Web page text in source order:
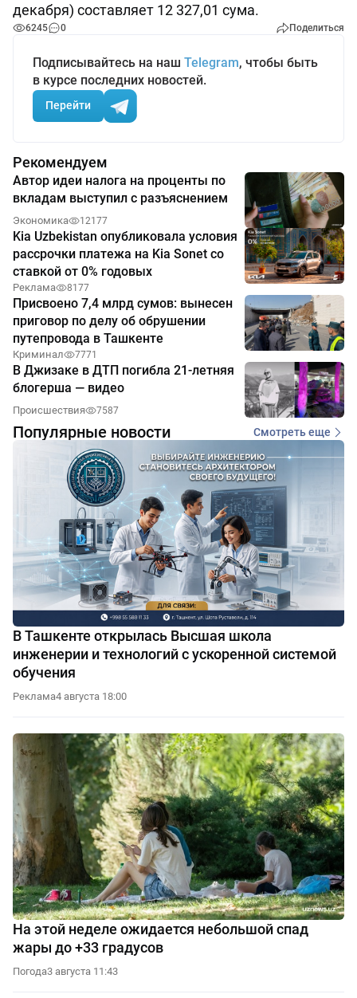
декабря) составляет 12 327,01 сума.
6245 0 Поделиться
Подписывайтесь на наш Telegram, чтобы быть
в курсе последних новостей.
Перейти
Рекомендуем
Автор идеи налога на проценты по
вкладам выступил с разъяснением
Экономика 12177
Kia Uzbekistan опубликовала условия
рассрочки платежа на Kia Sonet со
ставкой от 0% годовых
Реклама 8177
Присвоено 7,4 млрд сумов: вынесен
приговор по делу об обрушении
путепровода в Ташкенте
Криминал 7771
В Джизаке в ДТП погибла 21-летняя
блогерша — видео
Происшествия 7587
Популярные новости Смотреть еще
В Ташкенте открылась Высшая школа
инженерии и технологий с ускоренной системой
обучения
Реклама4 августа 18:00
На этой неделе ожидается небольшой спад
жары до +33 градусов
Погода3 августа 11:43